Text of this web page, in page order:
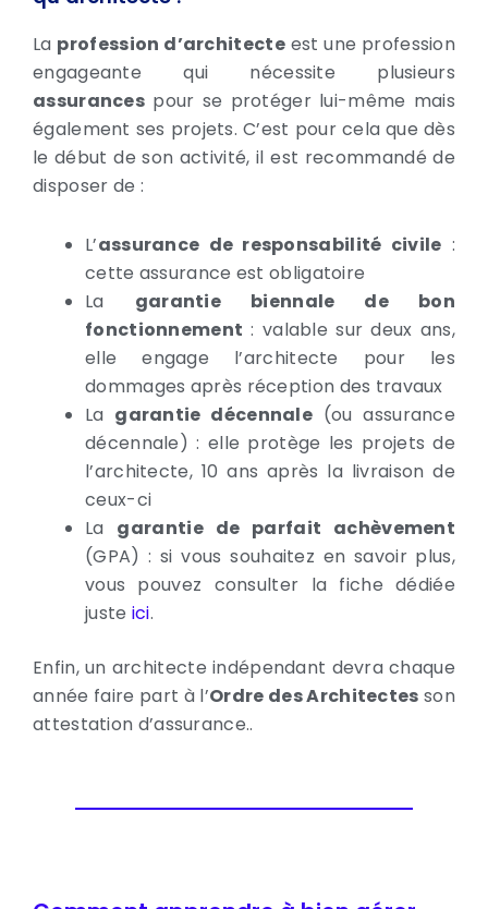
La profession d’architecteest une profession
engageante qui nécessite plusieurs
assurances pour se protéger lui-même mais
également ses projets. C’est pour cela que dès
le début de son activité, il est recommandé de
disposer de :
L’assurance de responsabilité civile :
cette assurance est obligatoire
La garantie biennale de bon
fonctionnement : valable sur deux ans,
elle engage l’architecte pour les
dommages après réception des travaux
La garantie décennale (ou assurance
décennale) : elle protège les projets de
l’architecte, 10 ans après la livraison de
ceux-ci
La garantie de parfait achèvement
(GPA) : si vous souhaitez en savoir plus,
vous pouvez consulter la fiche dédiée
juste ici.
Enfin, un architecte indépendant devra chaque
année faire part à l’Ordre des Architectes son
attestation d’assurance..